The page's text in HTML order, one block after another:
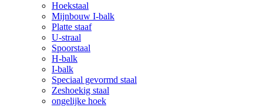
Hoekstaal
Mijnbouw I-balk
Platte staaf
U-straal
Spoorstaal
H-balk
I-balk
Speciaal gevormd staal
Zeshoekig staal
ongelijke hoek